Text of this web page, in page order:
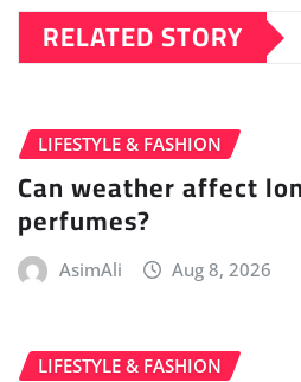
RELATED STORY
LIFESTYLE & FASHION
Can weather affect
perfumes?
AsimAli Aug 8, 2026
LIFESTYLE & FASHION